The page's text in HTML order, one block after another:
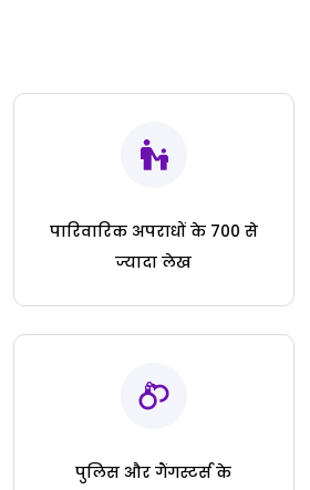
पारिवारिक अपराधों के 700 से
ज्यादा लेख
पुलिस और गैंगस्टर्स के